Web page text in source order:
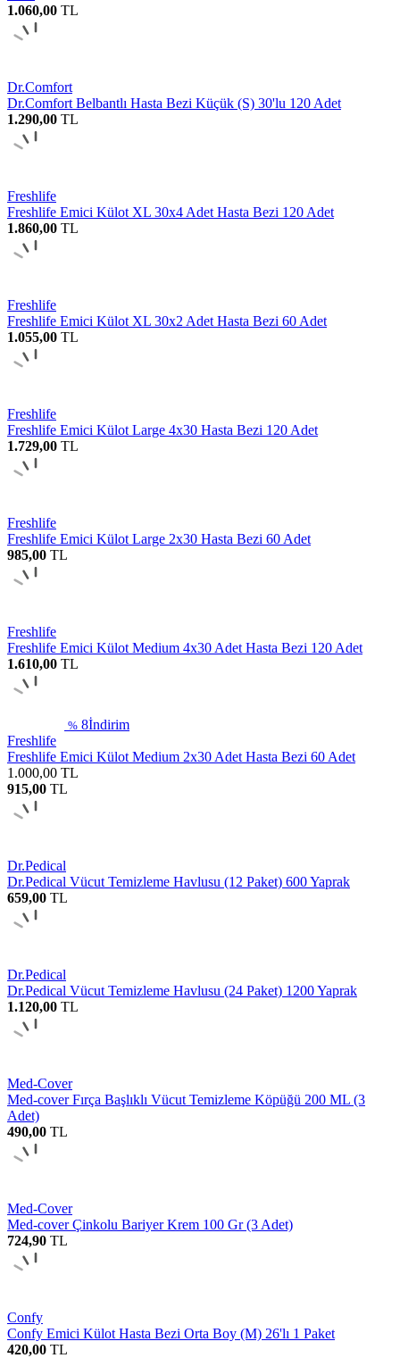
1.060,00 TL
Dr.Comfort
Dr.Comfort Belbantlı Hasta Bezi Küçük (S) 30'lu 120 Adet
1.290,00 TL
Freshlife
Freshlife Emici Külot XL 30x4 Adet Hasta Bezi 120 Adet
1.860,00 TL
Freshlife
Freshlife Emici Külot XL 30x2 Adet Hasta Bezi 60 Adet
1.055,00 TL
Freshlife
Freshlife Emici Külot Large 4x30 Hasta Bezi 120 Adet
1.729,00 TL
Freshlife
Freshlife Emici Külot Large 2x30 Hasta Bezi 60 Adet
985,00 TL
Freshlife
Freshlife Emici Külot Medium 4x30 Adet Hasta Bezi 120 Adet
1.610,00 TL
% 8İndirim
Freshlife
Freshlife Emici Külot Medium 2x30 Adet Hasta Bezi 60 Adet
1.000,00 TL
915,00 TL
Dr.Pedical
Dr.Pedical Vücut Temizleme Havlusu (12 Paket) 600 Yaprak
659,00 TL
Dr.Pedical
Dr.Pedical Vücut Temizleme Havlusu (24 Paket) 1200 Yaprak
1.120,00 TL
Med-Cover
Med-cover Fırça Başlıklı Vücut Temizleme Köpüğü 200 ML (3
Adet)
490,00 TL
Med-Cover
Med-cover Çinkolu Bariyer Krem 100 Gr (3 Adet)
724,90 TL
Confy
Confy Emici Külot Hasta Bezi Orta Boy (M) 26'lı 1 Paket
420,00 TL